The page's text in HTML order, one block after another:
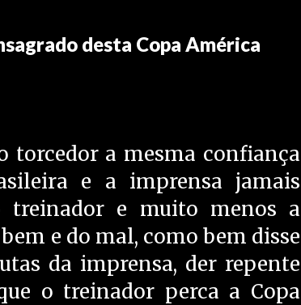
desta Copa América
torcedor a mesma confiança
e a imprensa jamais
treinador e muito menos a
e do mal, como bem disse
da imprensa, der repente
o treinador perca a Copa